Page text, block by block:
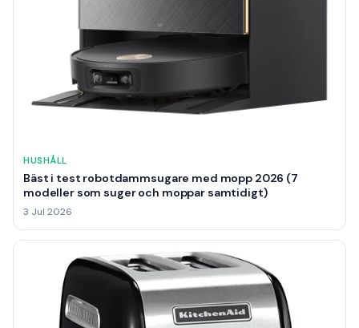
HUSHÅLL
Bäst i test robotdammsugare med mopp 2026 (7
modeller som suger och moppar samtidigt)
3 Jul 2026